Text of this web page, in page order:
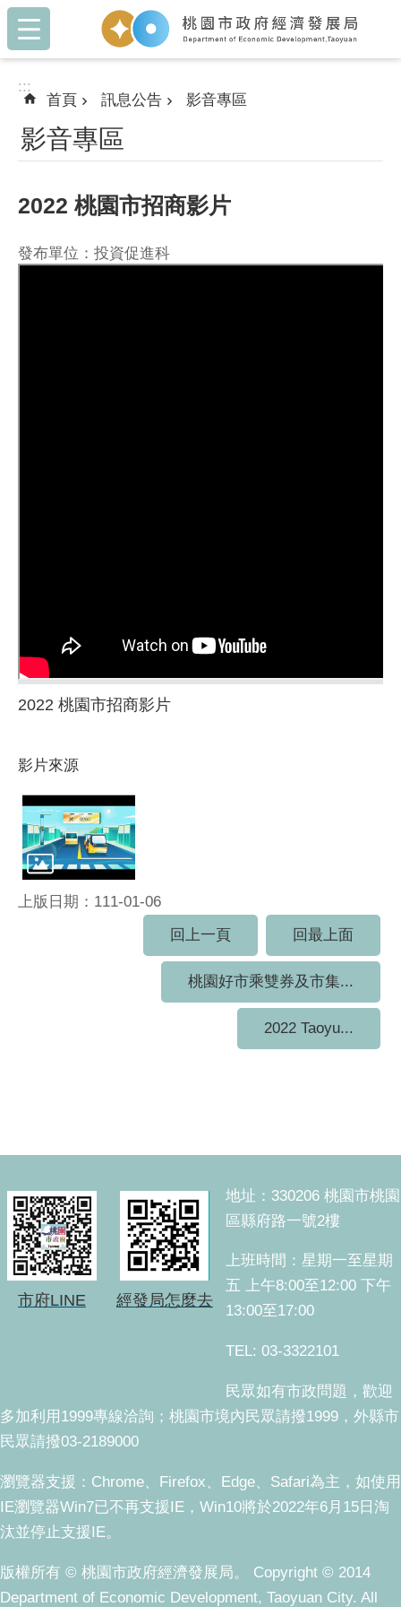
跳到主要內容區塊
:::
:::
首頁 訊息公告 影音專區
影音專區
2022 桃園市招商影片
發布單位：投資促進科
2022 桃園市招商影片
影片來源
上版日期：111-01-06
回上一頁
回最上面
桃園好市乘雙券及市集...
2022 Taoyu...
:::
市府LINE 經發局怎麼去
地址：330206 桃園市桃園
區縣府路一號2樓
上班時間：星期一至星期
五 上午8:00至12:00 下午
13:00至17:00
TEL: 03-3322101
民眾如有市政問題，歡迎
多加利用1999專線洽詢；桃園市境內民眾請撥1999，外縣市
民眾請撥03-2189000
瀏覽器支援：Chrome、Firefox、Edge、Safari為主，如使用
IE瀏覽器Win7已不再支援IE，Win10將於2022年6月15日淘
汰並停止支援IE。
版權所有 © 桃園市政府經濟發展局。 Copyright © 2014
Department of Economic Development, Taoyuan City. All